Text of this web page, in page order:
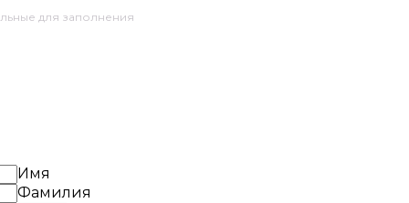
для заполнения
Имя
Фамилия